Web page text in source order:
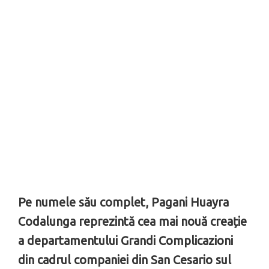
Pe numele său complet, Pagani Huayra
Codalunga reprezintă cea mai nouă creație
a departamentului Grandi Complicazioni
din cadrul companiei din San Cesario sul